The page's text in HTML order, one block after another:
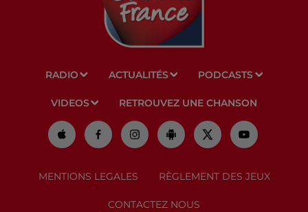
RADIO ACTUALITÉS PODCASTS
VIDEOS RETROUVEZ UNE CHANSON
MENTIONS LEGALES RÈGLEMENT DES JEUX
CONTACTEZ NOUS